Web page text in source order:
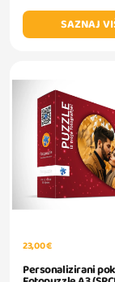
SAZNAJ
23,00 €
Personalizirani